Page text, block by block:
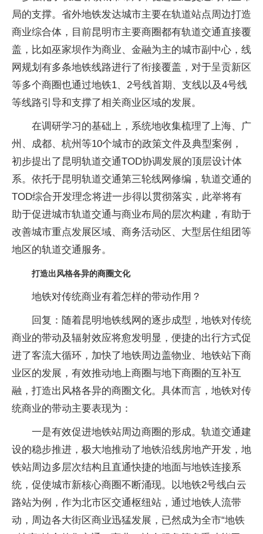
局的支撑。省外地铁发达城市主要在轨道站点周边打造
商业综合体，目前昆明市主要商圈都有轨道交通直接覆
盖，比如巫家坝作为商业、金融为主的城市副中心，线
网规划有多条地铁线路进行了衔接覆盖，对于呈贡新区
等多个商圈也通过地铁1、2号线首期、支线以及4号线
等线路引导和支撑了相关商业区域的发展。
在调研学习的基础上，系统地收集梳理了上海、广
州、成都、杭州等10个城市的政策文件及典型案例，
初步提出了昆明轨道交通TOD协调发展的顶层设计体
系。依托于昆明轨道交通第三轮线网修编，轨道交通的
TOD综合开发理念将进一步得以贯彻落实，此举将有
助于促进城市轨道交通与商业布局的层次构建，有助于
改善城市重点发展区域、商务活动区、大型居住组团等
地区的轨道交通服务。
打造出风格各异的商圈文化
地铁对传统商业有着怎样的带动作用？
回复：随着昆明地铁线网的逐步成型，地铁对传统
商业的带动及辐射效应将愈发明显，便捷的出行方式促
进了客流大循环，加快了地铁周边盖物业、地铁站下商
业区的发展，有效推动地上商圈与地下商圈的互补互
融，打造出风格各异的商圈文化。具体而言，地铁对传
统商业的带动主要表现为：
一是有效促进地铁站周边商圈的形成。轨道交通建
设的稳步推进，极大地推动了地铁沿线房地产开发，地
铁站周边多层次结构且直通快捷的地面与地铁连接系
统，促使城市新核心商圈不断涌现。以地铁2号线白云
路站为例，作为北市区交通枢纽站，通过地铁人流带
动，周边各大街区商业迅猛发展，已然成为全市“地铁